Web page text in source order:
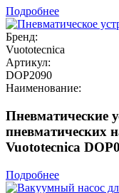
Подробнее
Бренд:
Vuototecnica
Артикул:
DOP2090
Наименование:
Пневматические
пневматических
Vuototecnica
Подробнее